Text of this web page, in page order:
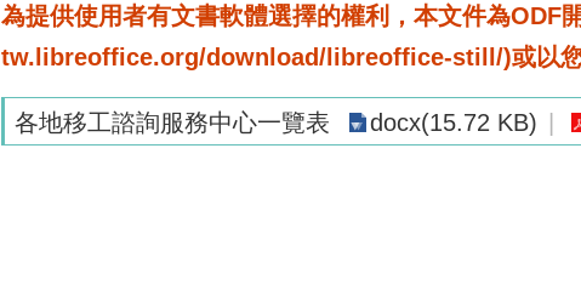
為提供使用者有文書軟體選擇的權利，本文件為
tw.libreoffice.org/download/libreoffice-still/)或以您
各地移工諮詢服務中心一覽表 docx(15.72 KB)